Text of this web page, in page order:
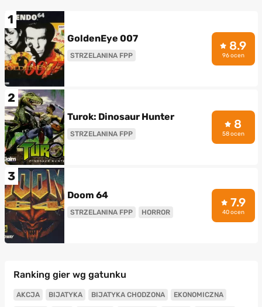
1
GoldenEye 007
STRZELANINA FPP
8.9
96 ocen
2
Turok: Dinosaur Hunter
STRZELANINA FPP
8
58 ocen
3
Doom 64
STRZELANINA FPP HORROR
7.9
40 ocen
Ranking gier wg gatunku
AKCJA BIJATYKA BIJATYKA CHODZONA EKONOMICZNA